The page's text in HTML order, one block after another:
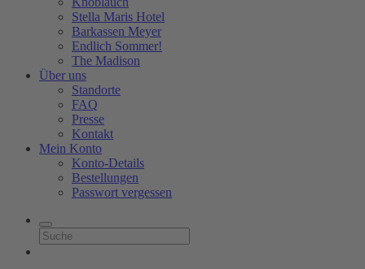
Stella Maris Hotel
Barkassen Meyer
Endlich Sommer!
The Madison
Über uns
Standorte
FAQ
Presse
Kontakt
Mein Konto
Konto-Details
Bestellungen
Passwort vergessen